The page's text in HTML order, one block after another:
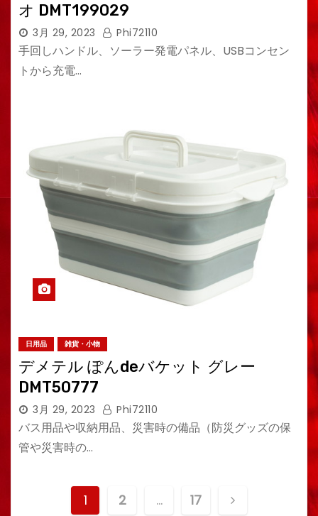
オ DMT199029
3月 29, 2023 Phi72110
手回しハンドル、ソーラー発電パネル、USBコンセン
トから充電…
日用品 雑貨・小物
デメテル ぽんdeバケット グレー
DMT50777
3月 29, 2023 Phi72110
バス用品や収納用品、災害時の備品（防災グッズの保
管や災害時の…
投1 2 … 17